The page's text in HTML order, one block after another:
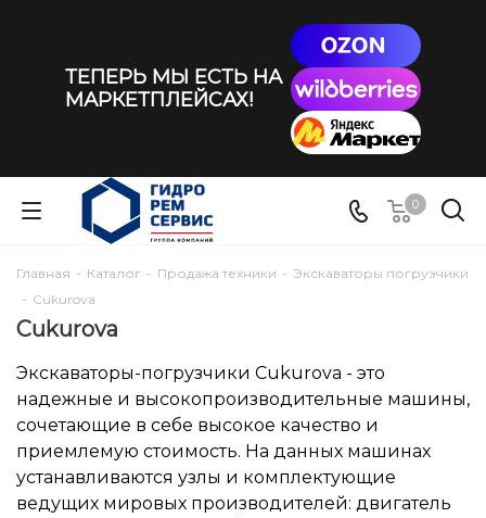
ТЕПЕРЬ МЫ ЕСТЬ НА
МАРКЕТПЛЕЙСАХ!
0
Главная - Каталог - Продажа техники - Экскаваторы погрузчики
- Cukurova
Cukurova
Экскаваторы-погрузчики Cukurova - это
надежные и высокопроизводительные машины,
сочетающие в себе высокое качество и
приемлемую стоимость. На данных машинах
устанавливаются узлы и комплектующие
ведущих мировых производителей: двигатель